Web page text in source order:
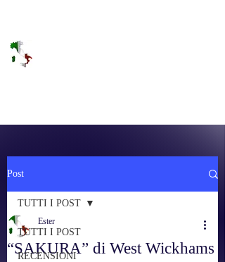
Post
TUTTI I POST
RECENSIONI
TUTTI I POST
“SAKURA” di West Wickhams
Ester